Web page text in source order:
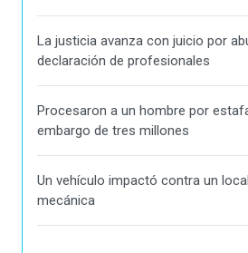
La justicia avanza con juicio por
declaración de profesionales
Procesaron a un hombre por
embargo de tres millones
Un vehículo impactó contra un
mecánica